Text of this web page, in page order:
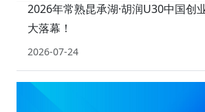
2026年常熟昆承湖·胡润U30中国创
大落幕！
2026-07-24